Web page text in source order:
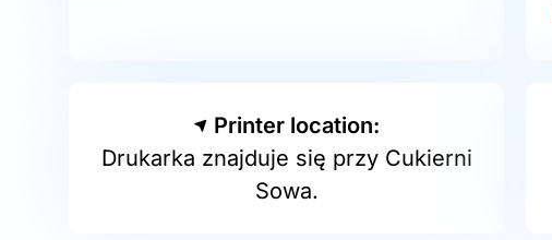
Printer location:
Drukarka znajduje się przy Cukierni
Sowa.